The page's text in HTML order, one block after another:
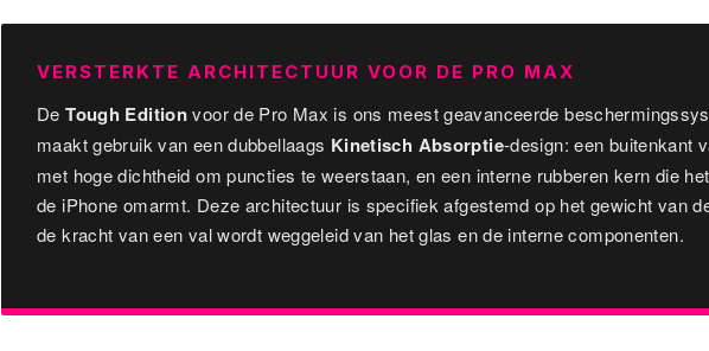
VERSTERKTE ARCHITECTUUR VOOR DE PRO MAX
DeTough Editionvoor de Pro Max is ons meest geavanceerde
maakt gebruik van een dubbellaags Kinetisch Absorptie-design: een buitenkant
met hoge dichtheid om puncties te weerstaan, en een interne rubberen kern die
de iPhone omarmt. Deze architectuur is specifiek afgestemd op het gewicht van
de kracht van een val wordt weggeleid van het glas en de interne componenten.